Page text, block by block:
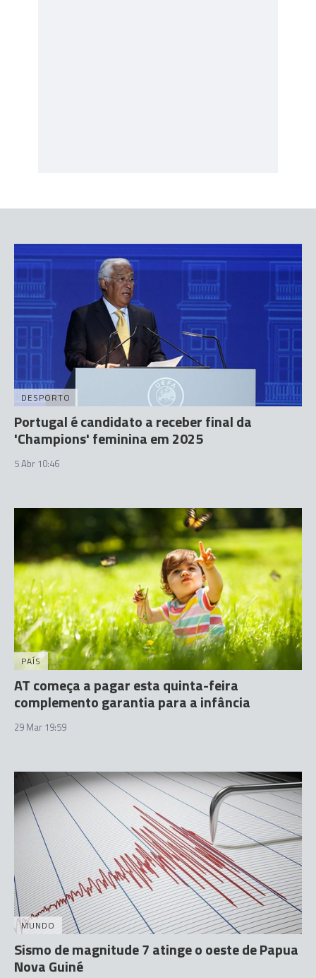
DESPORTO
Portugal é candidato a receber final da
'Champions' feminina em 2025
5 Abr 10:46
PAÍS
AT começa a pagar esta quinta-feira
complemento garantia para a infância
29 Mar 19:59
MUNDO
Sismo de magnitude 7 atinge o oeste de Papua
Nova Guiné